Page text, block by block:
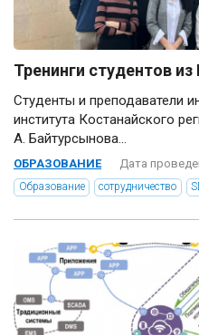
Тренинги студентов из
Студенты и преподаватели
института Костанайского
А. Байтурсынова...
ОБРАЗОВАНИЕ Дата
Образование сотрудничество